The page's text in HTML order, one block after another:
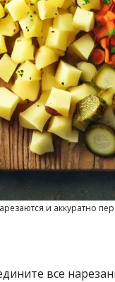
и аккуратно
все